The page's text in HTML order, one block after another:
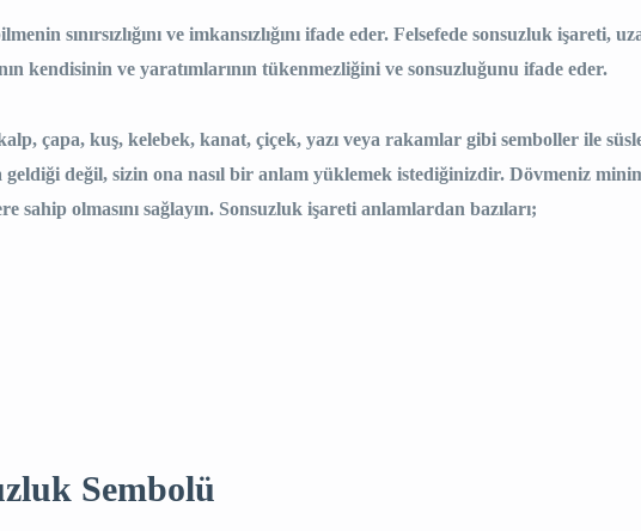
sınırsızlığını ve imkansızlığını ifade eder. Felsefede sonsuzluk işareti,
kendisinin ve yaratımlarının tükenmezliğini ve sonsuzluğunu ifade eder.
çapa, kuş, kelebek, kanat, çiçek, yazı veya rakamlar gibi semboller ile
değil, sizin ona nasıl bir anlam yüklemek istediğinizdir. Dövmeniz
olmasını sağlayın. Sonsuzluk işareti anlamlardan bazıları;
Sembolü